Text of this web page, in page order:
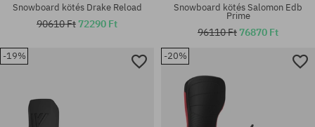
Elérhető méretek:
Elérhető méretek:
Snowboard kötés Drake Reload
90610 Ft 72290 Ft
Snowboard kötés Salomon Edb
Prime
96110 Ft 76870 Ft
-19% -20%